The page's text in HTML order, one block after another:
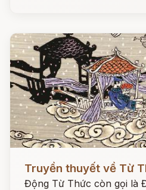
Đọc ngay
Truyền thuyết về Từ
Động Từ Thức còn gọi là